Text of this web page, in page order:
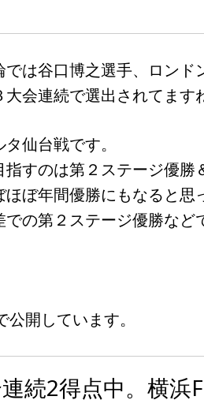
は谷口博之選手、ロンド
会連続で選出されてます
仙台戦です。
すのは第２ステージ優勝
ぼ年間優勝にもなると思
の第２ステージ優勝など
開しています。
続2得点中。横浜